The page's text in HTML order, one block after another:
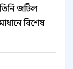
জটিল
বিশেষ